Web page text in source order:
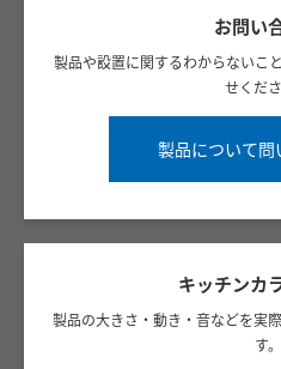
お問い
製品や設置に関するわからないこ
せくださ
製品について問
キッチンカ
製品の大きさ・動き・音などを実
す。